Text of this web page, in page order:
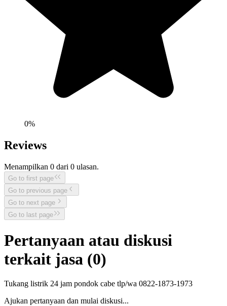
0%
Reviews
Menampilkan 0 dari 0 ulasan.
Go to first page
Go to previous page
Go to next page
Go to last page
Pertanyaan atau diskusi
terkait jasa (0)
Tukang listrik 24 jam pondok cabe tlp/wa 0822-1873-1973
Ajukan pertanyaan dan mulai diskusi...